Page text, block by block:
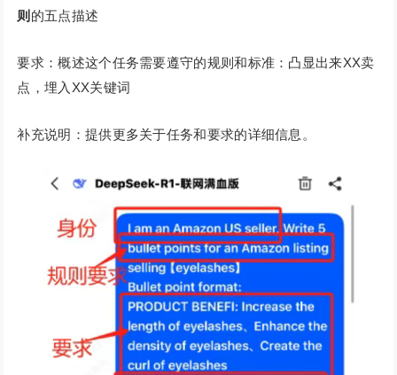
则 的五点描述
要求：概述这个任务需要遵守的规则和标准：凸显出来XX卖
点，埋入XX关键词
补充说明：提供更多关于任务和要求的详细信息。